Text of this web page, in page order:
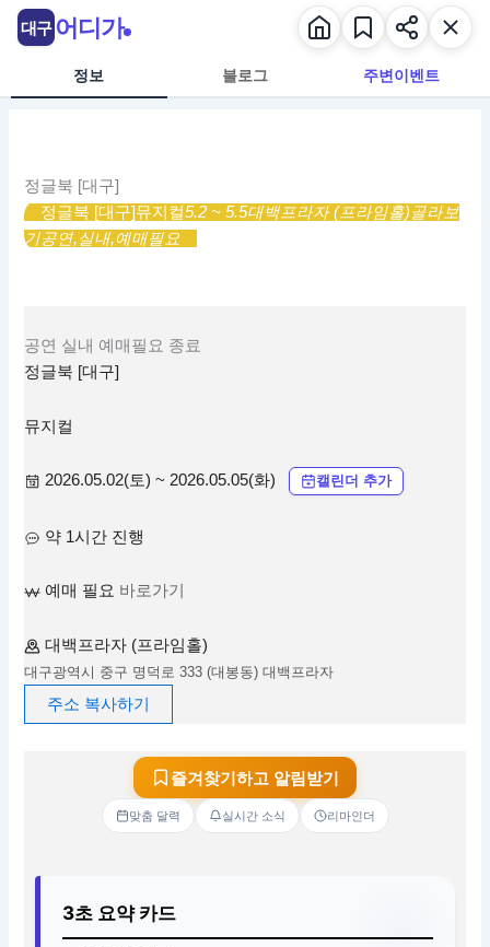
정보 블로그 주변이벤트
정글북 [대구]
정글북 [대구]뮤지컬5.2 ~ 5.5대백프라자 (프라임홀)골라보
기공연,실내,예매필요
공연 실내 예매필요 종료
정글북 [대구]
뮤지컬
2026.05.02(토) ~ 2026.05.05(화) 캘린더 추가
약 1시간 진행
예매 필요 바로가기
대백프라자 (프라임홀)
대구광역시 중구 명덕로 333 (대봉동) 대백프라자
주소 복사하기
즐겨찾기하고 알림받기
맞춤 달력 실시간 소식 리마인더
3초 요약 카드
대구 어디가